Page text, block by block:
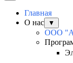
Главная
О нас
▼
ООО